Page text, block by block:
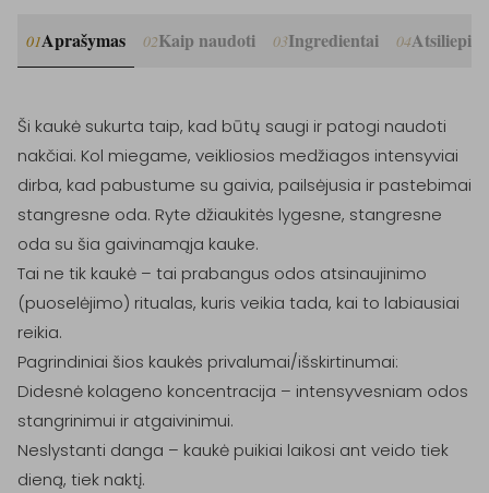
01Aprašymas 02Kaip naudoti 03Ingredientai 04
Ši kaukė sukurta taip, kad būtų saugi ir patogi naudoti
nakčiai. Kol miegame, veikliosios medžiagos intensyviai
dirba, kad pabustume su gaivia, pailsėjusia ir pastebimai
stangresne oda. Ryte džiaukitės lygesne, stangresne
oda su šia gaivinamąja kauke.
Tai ne tik kaukė – tai prabangus odos atsinaujinimo
(puoselėjimo) ritualas, kuris veikia tada, kai to labiausiai
reikia.
Pagrindiniai šios kaukės privalumai/išskirtinumai:
Didesnė kolageno koncentracija – intensyvesniam odos
stangrinimui ir atgaivinimui.
Neslystanti danga – kaukė puikiai laikosi ant veido tiek
dieną, tiek naktį.